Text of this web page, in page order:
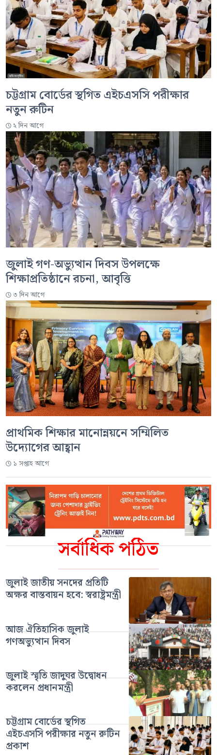
সর্বাধিক পঠিত
জুলাই জাতীয় সনদের প্রতিটি
অক্ষর বাস্তবায়ন হবে: স্বরাষ্ট্রমন্ত্রী
আজ ঐতিহাসিক জুলাই
গণঅভ্যুত্থান দিবস
জুলাই স্মৃতি জাদুঘর উদ্বোধন
করলেন প্রধানমন্ত্রী
চট্টগ্রাম বোর্ডের স্থগিত
এইচএসসি পরীক্ষার নতুন রুটিন
প্রকাশ
চট্টগ্রাম বোর্ডের স্থগিত এইচএসসি পরীক্ষার
নতুন রুটিন
২ দিন আগে
জুলাই গণ-অভ্যুত্থান দিবস উপলক্ষে
শিক্ষাপ্রতিষ্ঠানে রচনা, আবৃত্তি
৩ দিন আগে
প্রাথমিক শিক্ষার মানোন্নয়নে সম্মিলিত
উদ্যোগের আহ্বান
১ সপ্তাহ আগে